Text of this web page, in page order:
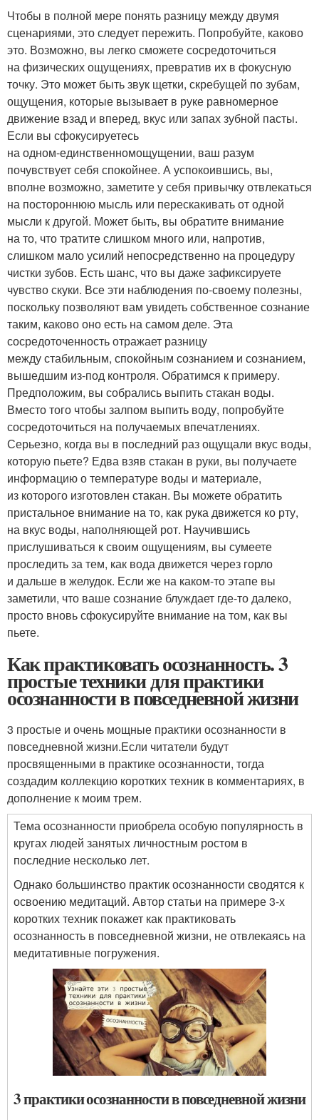
Чтобы в полной мере понять разницу между двумя
сценариями, это следует пережить. Попробуйте, каково
это. Возможно, вы легко сможете сосредоточиться
на физических ощущениях, превратив их в фокусную
точку. Это может быть звук щетки, скребущей по зубам,
ощущения, которые вызывает в руке равномерное
движение взад и вперед, вкус или запах зубной пасты.
Если вы сфокусируетесь
наодном-единственномощущении, ваш разум
почувствует себя спокойнее. А успокоившись, вы,
вполне возможно, заметите у себя привычку отвлекаться
на постороннюю мысль или перескакивать от одной
мысли к другой. Может быть, вы обратите внимание
на то, что тратите слишком много или, напротив,
слишком мало усилий непосредственно на процедуру
чистки зубов. Есть шанс, что вы даже зафиксируете
чувство скуки. Все эти наблюдения по-своему полезны,
поскольку позволяют вам увидеть собственное сознание
таким, каково оно есть на самом деле. Эта
сосредоточенность отражает разницу
между стабильным, спокойным сознанием и сознанием,
вышедшим из-под контроля. Обратимся к примеру.
Предположим, вы собрались выпить стакан воды.
Вместо того чтобы залпом выпить воду, попробуйте
сосредоточиться на получаемых впечатлениях.
Серьезно, когда вы в последний раз ощущали вкус воды,
которую пьете? Едва взяв стакан в руки, вы получаете
информацию о температуре воды и материале,
из которого изготовлен стакан. Вы можете обратить
пристальное внимание на то, как рука движется ко рту,
на вкус воды, наполняющей рот. Научившись
прислушиваться к своим ощущениям, вы сумеете
проследить за тем, как вода движется через горло
и дальше в желудок. Если же на каком-тоэтапе вы
заметили, что ваше сознание блуждает где-то далеко,
просто вновь сфокусируйте внимание на том, как вы
пьете.
Как практиковать осознанность. 3
простые техники для практики
осознанности в повседневной жизни
3 простые и очень мощные практики осознанности в
повседневной жизни.Если читатели будут
просвященными в практике осознанности, тогда
создадим коллекцию коротких техник в комментариях, в
дополнение к моим трем.
Тема осознанности приобрела особую популярность в
кругах людей занятых личностным ростом в
последние несколько лет.
Однако большинство практик осознанности сводятся к
освоению медитаций. Автор статьи на примере 3-х
коротких техник покажет как практиковать
осознанность в повседневной жизни, не отвлекаясь на
медитативные погружения.
3 практики осознанности в повседневной жизни